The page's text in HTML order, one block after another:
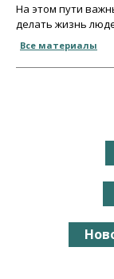
На этом пути
делать жизнь
Все материалы